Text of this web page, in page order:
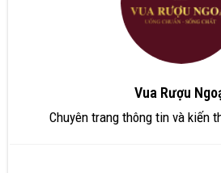
Vua Rượu
Chuyên trang thông tin và kiến